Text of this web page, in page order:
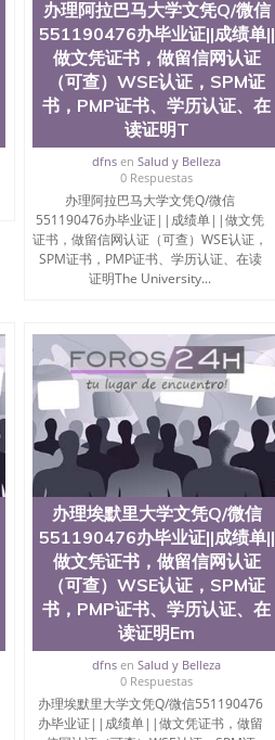
办理阿拉巴马大学文凭Q/微信
551190476办毕业证||成绩单||
做文凭证书，做留信网认证
（可查）WSE认证，SPM证
书，PMP证书、学历认证、在
读证明T
dfns enSalud y Belleza
0 Respuestas
办理阿拉巴马大学文凭Q/微信
551190476办毕业证||成绩单||做文凭
证书，做留信网认证（可查）WSE认证，
SPM证书，PMP证书、学历认证、在读
证明The University...
办理埃默里大学文凭Q/微信
551190476办毕业证||成绩单||
做文凭证书，做留信网认证
（可查）WSE认证，SPM证
书，PMP证书、学历认证、在
读证明Em
dfns enSalud y Belleza
0 Respuestas
办理埃默里大学文凭Q/微信551190476
办毕业证||成绩单||做文凭证书，做留